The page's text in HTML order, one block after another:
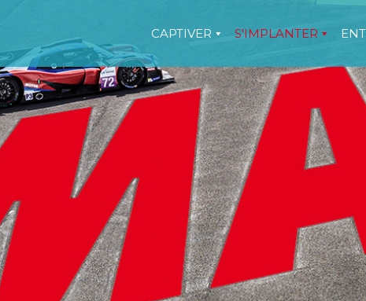
CAPTIVER S'IMPLANTER